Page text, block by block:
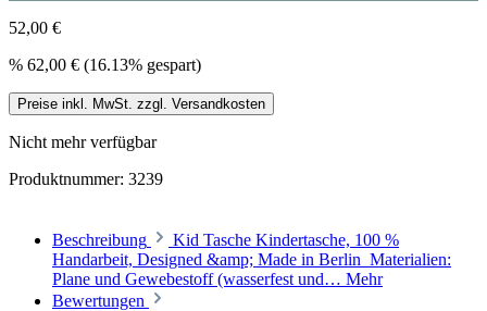
52,00 €
% 62,00 € (16.13% gespart)
Preise inkl. MwSt. zzgl. Versandkosten
Nicht mehr verfügbar
Produktnummer: 3239
Beschreibung
Kid Tasche Kindertasche, 100 %
Handarbeit, Designed &amp; Made in Berlin Materialien:
Plane und Gewebestoff (wasserfest und… Mehr
Bewertungen